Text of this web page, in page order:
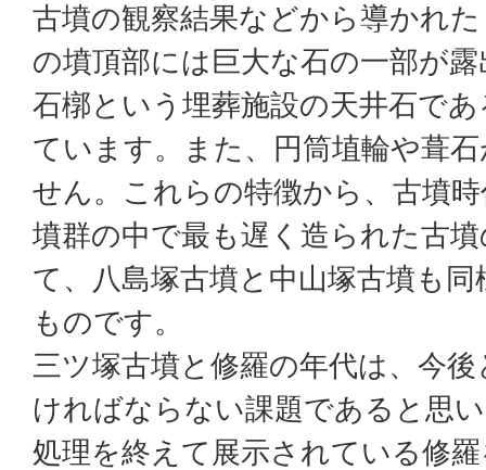
古墳の観察結果などから導かれ
の墳頂部には巨大な石の一部が
石槨という埋葬施設の天井石で
ています。また、円筒埴輪や葺
せん。これらの特徴から、古墳
墳群の中で最も遅く造られた古
て、八島塚古墳と中山塚古墳も
ものです。
三ツ塚古墳と修羅の年代は、今
ければならない課題であると思
処理を終えて展示されている修